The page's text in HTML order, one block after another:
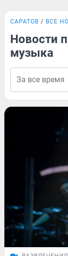
САРАТОВ ВСЕ
Новости
музыка